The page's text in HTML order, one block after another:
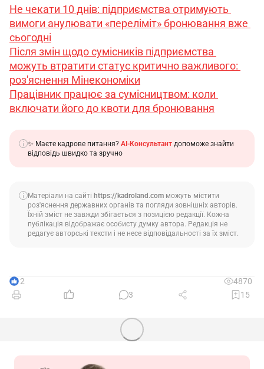
Не чекати 10 днів: підприємства отримують
вимоги анулювати «переліміт» бронювання вже
сьогодні
Після змін щодо сумісників підприємства
можуть втратити статус критично важливого:
роз'яснення Мінекономіки
Працівник працює за сумісництвом: коли
включати його до квоти для бронювання
✨ Маєте кадрове питання? AI-Консультант допоможе знайти
відповідь швидко та зручно
Матеріали на сайті https://kadroland.com можуть містити
роз'яснення державних органів та погляди зовнішніх авторів.
Їхній зміст не завжди збігається з позицією редакції. Кожна
публікація відображає особисту думку автора. Редакція не
редагує авторські тексти і не несе відповідальності за їх зміст.
12
4870
3
15